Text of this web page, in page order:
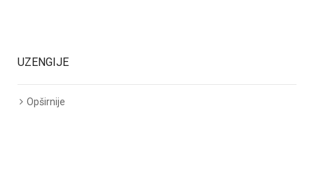
UZENGIJE
Opširnije